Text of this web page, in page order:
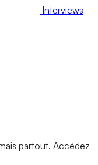
Interviews
partout. Accédez